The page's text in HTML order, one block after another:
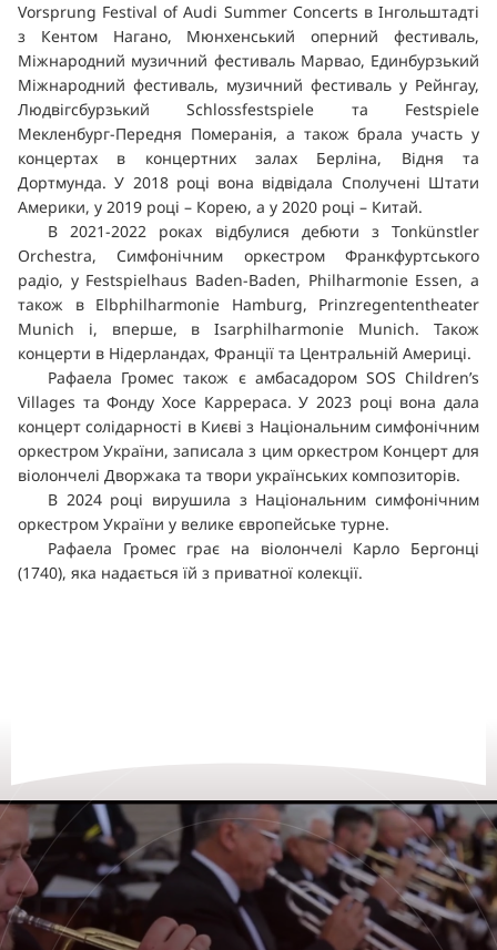
Vorsprung Festival of Audi Summer Concerts в Інгольштадті
з Кентом Нагано, Мюнхенський оперний фестиваль,
Міжнародний музичний фестиваль Марвао, Единбурзький
Міжнародний фестиваль, музичний фестиваль у Рейнгау,
Людвігсбурзький Schlossfestspiele та Festspiele
Мекленбург-Передня Померанія, а також брала участь у
концертах в концертних залах Берліна, Відня та
Дортмунда. У 2018 році вона відвідала Сполучені Штати
Америки, у 2019 році – Корею, а у 2020 році – Китай.
В 2021-2022 роках відбулися дебюти з Tonkünstler
Orchestra, Симфонічним оркестром Франкфуртського
радіо, у Festspielhaus Baden-Baden, Philharmonie Essen, а
також в Elbphilharmonie Hamburg, Prinzregententheater
Munich і, вперше, в Isarphilharmonie Munich. Також
концерти в Нідерландах, Франції та Центральній Америці.
Рафаела Громес також є амбасадором SOS Children’s
Villages та Фонду Хосе Каррераса. У 2023 році вона дала
концерт солідарності в Києві з Національним симфонічним
оркестром України, записала з цим оркестром Концерт для
віолончелі Дворжака та твори українських композиторів.
В 2024 році вирушила з Національним симфонічним
оркестром України у велике європейське турне.
Рафаела Громес грає на віолончелі Карло Бергонці
(1740), яка надається їй з приватної колекції.